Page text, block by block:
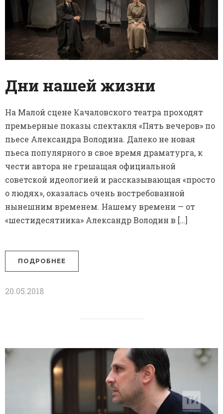
Дни нашей жизни
На Малой сцене Качаловского театра проходят
премьерные показы спектакля «Пять вечеров» по
пьесе Александра Володина. Далеко не новая
пьеса популярного в свое время драматурга, к
чести автора не грешащая официальной
советской идеологией и рассказывающая «просто
о людях», оказалась очень востребованной
нынешним временем. Нашему времени — от
«шестидесятника» Александр Володин в […]
ПОДРОБНЕЕ
20.05.2018